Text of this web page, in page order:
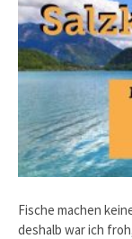
Fische machen
deshalb war ich